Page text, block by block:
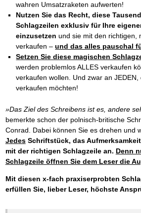
wahren Umsatzraketen aufwerten!
Nutzen Sie das Recht, diese
Schlagzeilen exklusiv für Ihre
einzusetzen und sie mit den richtigen,
verkaufen –und das alles pauschal
Setzen Sie diese magischen
werden problemlos ALLES verkaufen
verkaufen wollen. Und zwar an JEDEN,
verkaufen möchten!
»Das Ziel des Schreibens ist es, andere
bemerkte schon der polnisch-britische
Conrad. Dabei können Sie es drehen und
JedesSchriftstück, das
mit der richtigen Schlagzeile an. Denn
Schlagzeile öffnen Sie dem Leser die
Mit diesen x-fach praxiserprobten
erfüllen Sie, lieber Leser, höchste